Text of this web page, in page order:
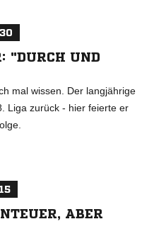
"DURCH UND
mal wissen. Der langjährige
Liga zurück - hier feierte er
ABER